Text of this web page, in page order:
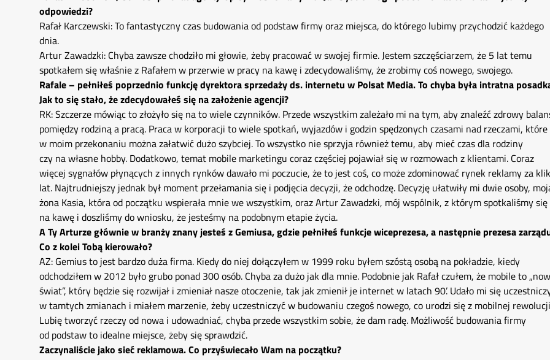
odpowiedzi?
Rafał Karczewski: To fantastyczny czas budowania od podstaw firmy oraz miejsca, do którego lubimy przychodzić każdego
dnia.
Artur Zawadzki: Chyba zawsze chodziło mi głowie, żeby pracować w swojej firmie. Jestem szczęściarzem, że 5 lat temu
spotkałem się właśnie z Rafałem w przerwie w pracy na kawę i zdecydowaliśmy, że zrobimy coś nowego, swojego.
Rafale – pełniłeś poprzednio funkcję dyrektora sprzedaży ds. internetu w Polsat Media. To chyba była intratna
Jak to się stało, że zdecydowałeś się na założenie agencji?
RK: Szczerze mówiąc to złożyło się na to wiele czynników. Przede wszystkim zależało mi na tym, aby znaleźć zdrowy
pomiędzy rodziną a pracą. Praca w korporacji to wiele spotkań, wyjazdów i godzin spędzonych czasami nad rzeczami, które
w moim przekonaniu można załatwić dużo szybciej. To wszystko nie sprzyja również temu, aby mieć czas dla rodziny
czy na własne hobby. Dodatkowo, temat mobile marketingu coraz częściej pojawiał się w rozmowach z klientami. Coraz
więcej sygnałów płynących z innych rynków dawało mi poczucie, że to jest coś, co może zdominować rynek reklamy za
lat. Najtrudniejszy jednak był moment przełamania się i podjęcia decyzji, że odchodzę. Decyzję ułatwiły mi dwie osoby,
żona Kasia, która od początku wspierała mnie we wszystkim, oraz Artur Zawadzki, mój wspólnik, z którym spotkaliśmy się
na kawę i doszliśmy do wniosku, że jesteśmy na podobnym etapie życia.
A Ty Arturze głównie w branży znany jesteś z Gemiusa, gdzie pełniłeś funkcje wiceprezesa, a następnie prezesa
Co z kolei Tobą kierowało?
AZ: Gemius to jest bardzo duża firma. Kiedy do niej dołączyłem w 1999 roku byłem szóstą osobą na pokładzie, kiedy
odchodziłem w 2012 było grubo ponad 300 osób. Chyba za dużo jak dla mnie. Podobnie jak Rafał czułem, że mobile to
świat”, który będzie się rozwijał i zmieniał nasze otoczenie, tak jak zmienił je internet w latach 90’. Udało mi się
w tamtych zmianach i miałem marzenie, żeby uczestniczyć w budowaniu czegoś nowego, co urodzi się z mobilnej
Lubię tworzyć rzeczy od nowa i udowadniać, chyba przede wszystkim sobie, że dam radę. Możliwość budowania firmy
od podstaw to idealne miejsce, żeby się sprawdzić.
Zaczynaliście jako sieć reklamowa. Co przyświecało Wam na początku?